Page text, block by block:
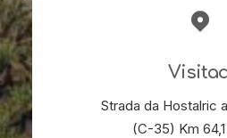
Strada da Hostalric
(C-35) Km